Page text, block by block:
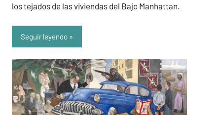
los tejados de las viviendas del Bajo Manhattan.
Seguir leyendo